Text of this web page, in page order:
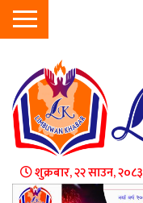
शुक्रबार, २२ साउन, २०८३